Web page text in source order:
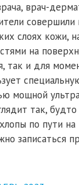
врач-
слоях кожи,
на
так и для
мощной
так,
по пути на
записаться